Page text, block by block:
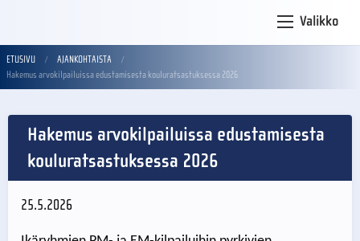
Valikko
ETUSIVU
AJANKOHTAISTA
Hakemus arvokilpailuissa edustamisesta kouluratsastuksessa 2026
Hakemus arvokilpailuissa edustamisesta
kouluratsastuksessa 2026
25.5.2026